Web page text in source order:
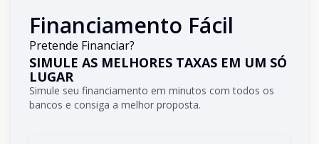
Financiamento Fácil
Pretende Financiar?
SIMULE AS MELHORES TAXAS EM UM SÓ
LUGAR
Simule seu financiamento em minutos com todos os
bancos e consiga a melhor proposta.